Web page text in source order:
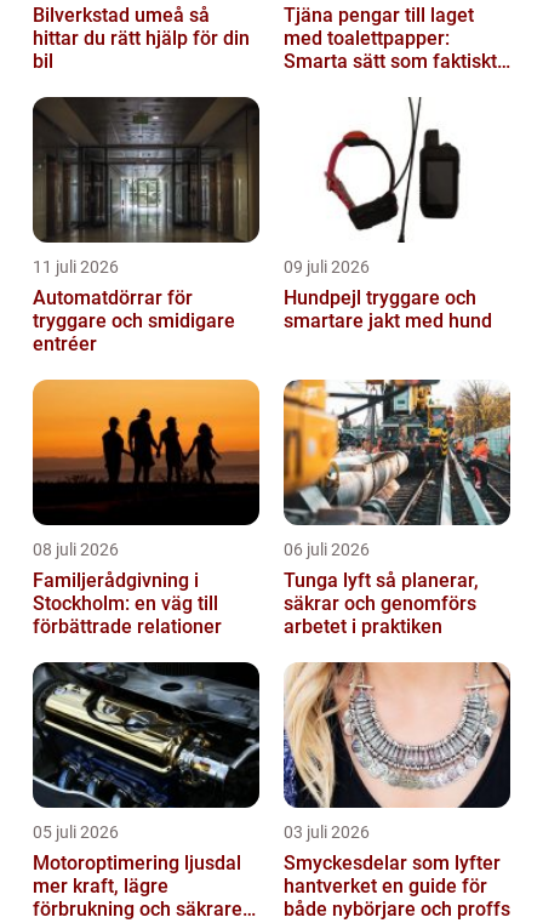
Bilverkstad umeå så
hittar du rätt hjälp för din
bil
Tjäna pengar till laget
med toalettpapper:
Smarta sätt som faktiskt
11 juli 2026
Automatdörrar för
tryggare och smidigare
entréer
09 juli 2026
Hundpejl tryggare och
smartare jakt med hund
08 juli 2026
Familjerådgivning i
Stockholm: en väg till
förbättrade relationer
06 juli 2026
Tunga lyft så planerar,
säkrar och genomförs
arbetet i praktiken
05 juli 2026
Motoroptimering ljusdal
mer kraft, lägre
förbrukning och säkrare
03 juli 2026
Smyckesdelar som lyfter
hantverket en guide för
både nybörjare och proffs